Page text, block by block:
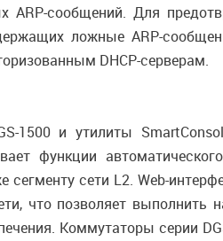
ARP-сообщений. Для
ложные ARP-
DHCP-серверам.
1500 и утилиты
функции
сети L2. Web-
что позволяет выполнить
Коммутаторы серии